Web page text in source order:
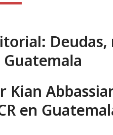
Guatemala
Kian
en